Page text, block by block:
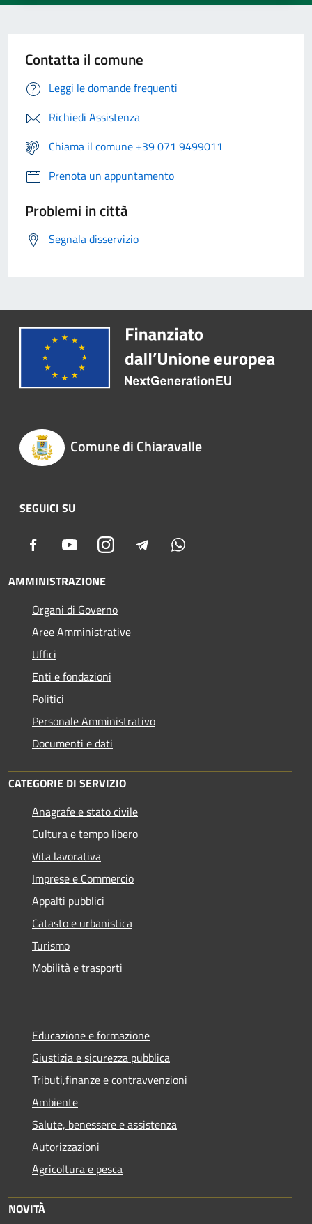
Contatta il comune
Leggi le domande frequenti
Richiedi Assistenza
Chiama il comune +39 071 9499011
Prenota un appuntamento
Problemi in città
Segnala disservizio
Comune di Chiaravalle
SEGUICI SU
Facebook YoutubeInstagram Telegram
AMMINISTRAZIONE
Organi di Governo
Aree Amministrative
Uffici
Enti e fondazioni
Politici
Personale Amministrativo
Documenti e dati
CATEGORIE DI SERVIZIO
Anagrafe e stato civile
Cultura e tempo libero
Vita lavorativa
Imprese e Commercio
Appalti pubblici
Catasto e urbanistica
Turismo
Mobilità e trasporti
Educazione e formazione
Giustizia e sicurezza pubblica
Tributi,finanze e contravvenzioni
Ambiente
Salute, benessere e assistenza
Autorizzazioni
Agricoltura e pesca
NOVITÀ